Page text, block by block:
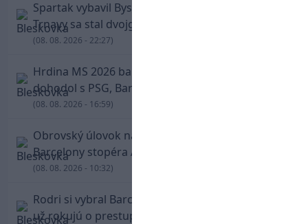
Spartak vybavil Bystricu za pár minút: Hrdinom
Trnavy sa stal dvojgólový Polťák
(08. 08. 2026 - 22:27)
Hrdina MS 2026 balí kufre! Ferran Torres sa
dohodol s PSG, Barcelona mu brániť nebude
(08. 08. 2026 - 16:59)
Obrovský úlovok na Anfielde: Liverpool získal z
Barcelony stopéra Arauja
(08. 08. 2026 - 10:32)
Rodri si vybral Barcelonu a odmietol Real. Kluby
už rokujú o prestupovej čiastke